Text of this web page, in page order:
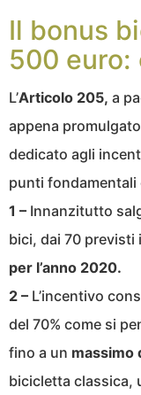
Il bonus
500 euro:
L’Articolo 205, a
appena
dedicato agli
punti fondamentali
1 – Innanzitutto
bici, dai 70 previsti
per l’anno 2020.
2 – L’incentivo
del 70% come si
fino a un massimo
bicicletta classica,